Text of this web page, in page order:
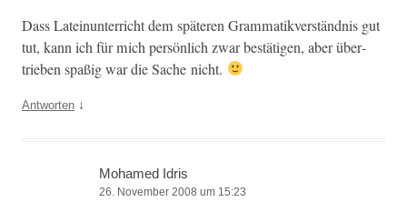
Dass Latei­n­un­ter­richt dem späteren Gram­matikver­ständ­nis gut
tut, kann ich für mich per­sön­lich zwar bestäti­gen, aber über­
trieben spaßig war die Sache nicht.
Antworten ↓
Mohamed Idris
26. November 2008 um 15:23